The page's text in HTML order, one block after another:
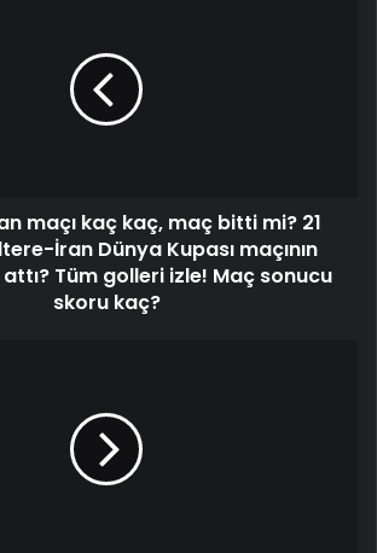
maçı kaç kaç, maç bitti mi? 21
İran Dünya Kupası maçının
Tüm golleri izle! Maç sonucu
skoru kaç?